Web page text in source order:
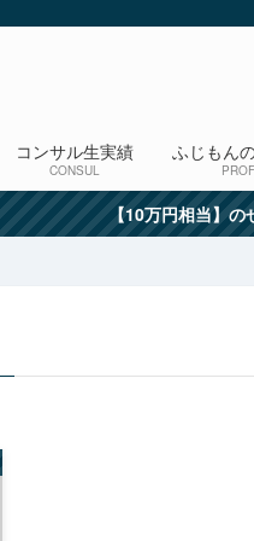
コンサル生実績
CONSUL
ふじもん
【10万円相当】の